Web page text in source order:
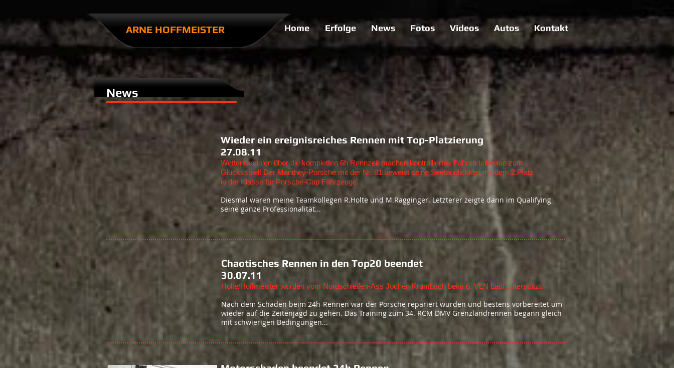
ARNE HOFFMEISTER​ Home Erfolge News Fotos Videos Autos Kontakt
Wieder ein ereignisreiches Rennen mit Top-Platzierung
27.08.11
Wetterkapriolen über die kompletten 6h Rennzeit machen kontrolliertes Fahren teilweise zum
Glücksspiel! Der Manthey-Porsche mit der Nr. 81 beweist seine Seetauglichkeit mit dem 2.Platz
in der Klasse für Porsche-Cup Fahrzeuge.
Diesmal waren meine Teamkollegen R.Holte und M.Ragginger. Letzterer zeigte dann im Qualifying
seine ganze Professionalität...
Chaotisches Rennen in den Top20 beendet
30.07.11
Holte/Hoffmeister wurden vom Nordschleifen-Ass Jochen Krumbach beim 6. VLN Lauf unterstützt.
Nach dem Schaden beim 24h-Rennen war der Porsche repariert wurden und bestens vorbereitet um
wieder auf die Zeitenjagd zu gehen. Das Training zum 34. RCM DMV Grenzlandrennen begann gleich
mit schwierigen Bedingungen...
News